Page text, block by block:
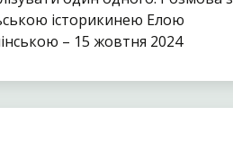
історикинею Елою
– 15 жовтня 2024